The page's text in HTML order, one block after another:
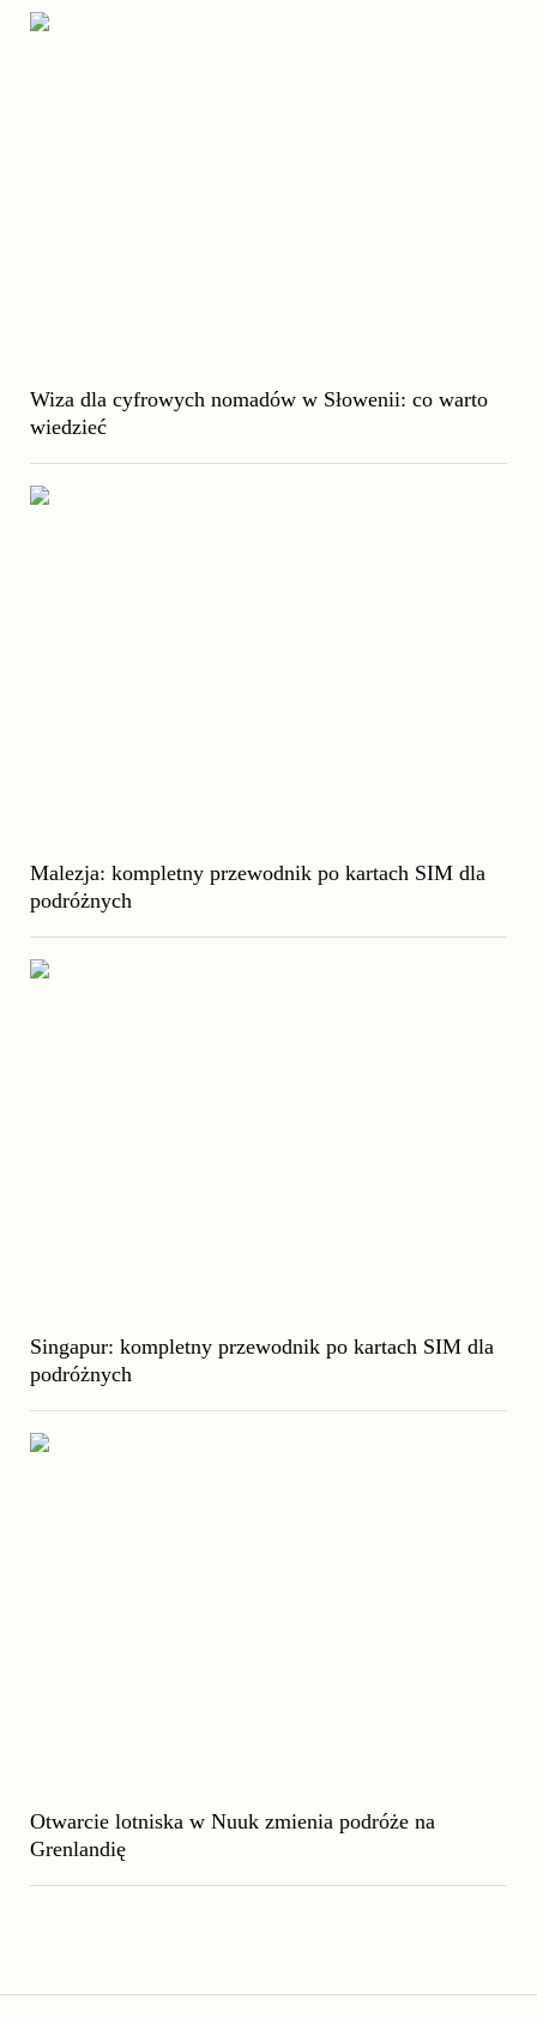
Wiza dla cyfrowych nomadów w Słowenii: co warto
wiedzieć
Malezja: kompletny przewodnik po kartach SIM dla
podróżnych
Singapur: kompletny przewodnik po kartach SIM dla
podróżnych
Otwarcie lotniska w Nuuk zmienia podróże na
Grenlandię